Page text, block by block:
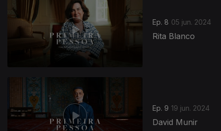
Ep. 8 05 jun. 2024
Rita Blanco
Ep. 9 19 jun. 2024
David Munir